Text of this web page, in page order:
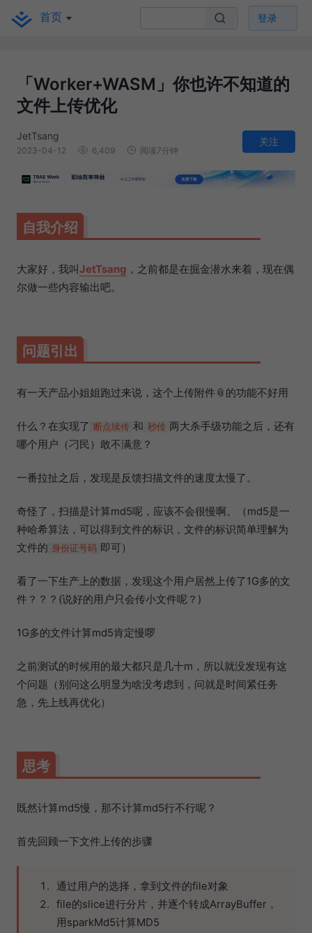
首页 登录
「Worker+WASM」你也许不知道的
文件上传优化
JetTsang
2023-04-12 6,409 阅读7分钟
关注
自我介绍
大家好，我叫JetTsang ，之前都是在掘金潜水来着，现在偶
尔做一些内容输出吧。
问题引出
有一天产品小姐姐跑过来说，这个上传附件📎的功能不好用
什么？在实现了 断点续传 和 秒传 两大杀手级功能之后，还有
哪个用户（刁民）敢不满意？
一番拉扯之后，发现是反馈扫描文件的速度太慢了。
奇怪了，扫描是计算md5呢，应该不会很慢啊。（md5是一
种哈希算法，可以得到文件的标识，文件的标识简单理解为
文件的 身份证号码 即可）
看了一下生产上的数据，发现这个用户居然上传了1G多的文
件？？？(说好的用户只会传小文件呢？)
1G多的文件计算md5肯定慢啰
之前测试的时候用的最大都只是几十m，所以就没发现有这
个问题（别问这么明显为啥没考虑到，问就是时间紧任务
急，先上线再优化）
思考
既然计算md5慢，那不计算md5行不行呢？
首先回顾一下文件上传的步骤
通过用户的选择，拿到文件的file对象
file的slice进行分片，并逐个转成ArrayBuffer，
用sparkMd5计算MD5